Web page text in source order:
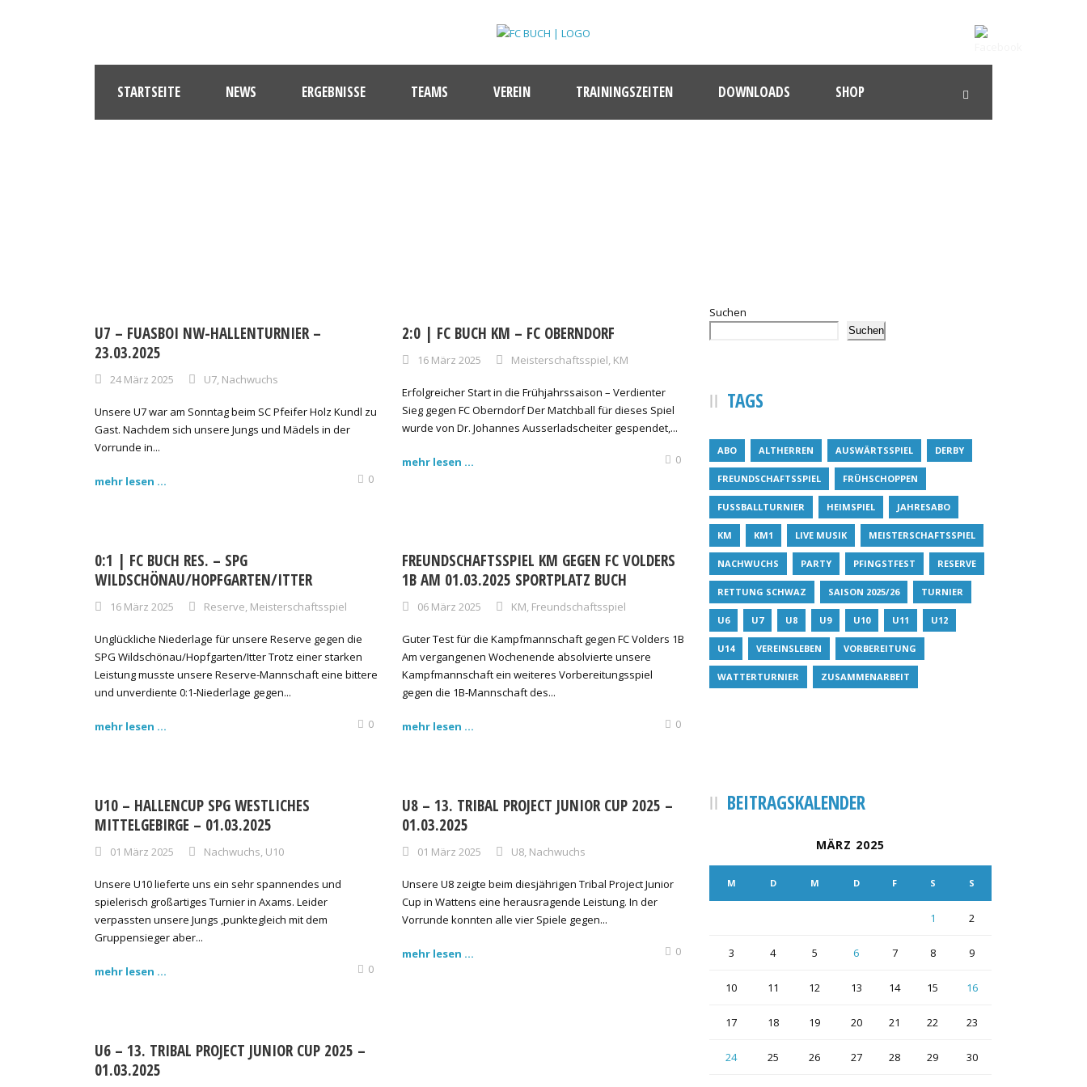
STARTSEITE NEWS ERGEBNISSE TEAMS VEREIN TRAININGSZEITEN DOWNLOADS SHOP
U7 – FUASBOI NW-HALLENTURNIER –
23.03.2025
24 März 2025 U7 Nachwuchs
Unsere U7 war am Sonntag beim SC Pfeifer Holz Kundl zu
Gast. Nachdem sich unsere Jungs und Mädels in der
Vorrunde in...
mehr lesen ... 0
2:0 | FC BUCH KM – FC OBERNDORF
16 März 2025 Meisterschaftsspiel KM
Erfolgreicher Start in die Frühjahrssaison – Verdienter
Sieg gegen FC Oberndorf Der Matchball für dieses Spiel
wurde von Dr. Johannes Ausserladscheiter gespendet,...
mehr lesen ... 0
0:1 | FC BUCH RES. – SPG
WILDSCHÖNAU/HOPFGARTEN/ITTER
16 März 2025 Reserve Meisterschaftsspiel
Unglückliche Niederlage für unsere Reserve gegen die
SPG Wildschönau/Hopfgarten/Itter Trotz einer starken
Leistung musste unsere Reserve-Mannschaft eine bittere
und unverdiente 0:1-Niederlage gegen...
mehr lesen ... 0
FREUNDSCHAFTSSPIEL KM GEGEN FC VOLDERS
1B AM 01.03.2025 SPORTPLATZ BUCH
06 März 2025 KM Freundschaftsspiel
Guter Test für die Kampfmannschaft gegen FC Volders 1B
Am vergangenen Wochenende absolvierte unsere
Kampfmannschaft ein weiteres Vorbereitungsspiel
gegen die 1B-Mannschaft des...
mehr lesen ... 0
U10 – HALLENCUP SPG WESTLICHES
MITTELGEBIRGE – 01.03.2025
01 März 2025 Nachwuchs U10
Unsere U10 lieferte uns ein sehr spannendes und
spielerisch großartiges Turnier in Axams. Leider
verpassten unsere Jungs ,punktegleich mit dem
Gruppensieger aber...
mehr lesen ... 0
U8 – 13. TRIBAL PROJECT JUNIOR CUP 2025 –
01.03.2025
01 März 2025 U8 Nachwuchs
Unsere U8 zeigte beim diesjährigen Tribal Project Junior
Cup in Wattens eine herausragende Leistung. In der
Vorrunde konnten alle vier Spiele gegen...
mehr lesen ... 0
U6 – 13. TRIBAL PROJECT JUNIOR CUP 2025 –
01.03.2025
Suchen
Suchen
TAGS
ABO ALTHERREN AUSWÄRTSSPIEL DERBY
FREUNDSCHAFTSSPIEL FRÜHSCHOPPEN
FUSSBALLTURNIER HEIMSPIEL JAHRESABO
KM KM1 LIVE MUSIK MEISTERSCHAFTSSPIEL
NACHWUCHS PARTY PFINGSTFEST RESERVE
RETTUNG SCHWAZ SAISON 2025/26 TURNIER
U6 U7 U8 U9 U10 U11 U12
U14 VEREINSLEBEN VORBEREITUNG
WATTERTURNIER ZUSAMMENARBEIT
BEITRAGSKALENDER
MÄRZ 2025
M D M D F S S
1 2
3 4 5 6 7 8 9
10 11 12 13 14 15 16
17 18 19 20 21 22 23
24 25 26 27 28 29 30